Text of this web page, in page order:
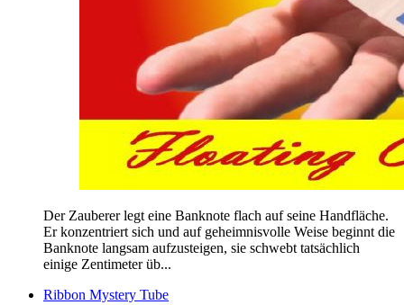
Der Zauberer legt eine Banknote flach auf seine Handfläche.
Er konzentriert sich und auf geheimnisvolle Weise beginnt die
Banknote langsam aufzusteigen, sie schwebt tatsächlich
einige Zentimeter üb...
Ribbon Mystery Tube